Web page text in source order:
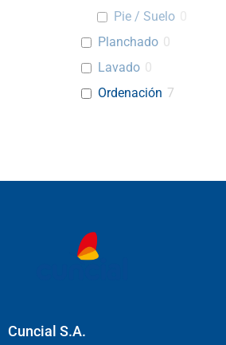
Pie / Suelo
Planchado 0
Lavado 0
Ordenación 7
Cuncial S.A.